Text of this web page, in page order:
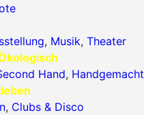
, Musik, Theater
Hand, Handgemacht
, Clubs & Disco